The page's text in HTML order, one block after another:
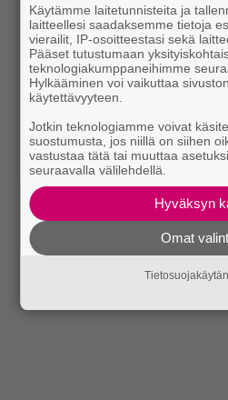
Käytämme laitetunnisteita ja
laitteellesi saadaksemme tietoja
vierailit, IP-osoitteestasi sekä
Pääset tutustumaan
teknologiakumppaneihimme
Hylkääminen voi vaikuttaa
käytettävyyteen.
Jotkin teknologiamme voivat
suostumusta, jos niillä on siihen
vastustaa tätä tai muuttaa
seuraavalla välilehdellä.
Hyväksyn
Omat